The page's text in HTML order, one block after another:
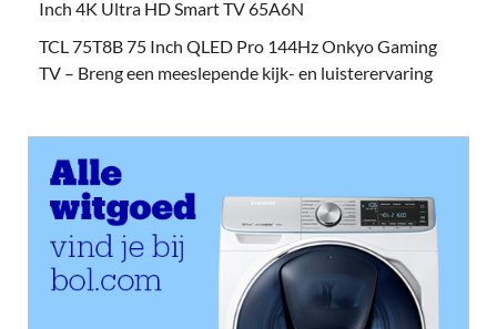
Inch 4K Ultra HD Smart TV 65A6N
TCL 75T8B 75 Inch QLED Pro 144Hz Onkyo Gaming
TV – Breng een meeslepende kijk- en luisterervaring